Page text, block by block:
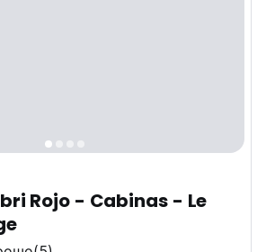
Rojo - Cabinas - Le